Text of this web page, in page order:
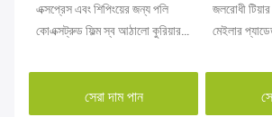
এক্সপ্রেস এবং শিপিংয়ের জন্য পলি
কোএক্সট্রুড ফিল্ম স্ব আঠালো কুরিয়ার
সেরা দাম পান
জলরোধী
মেইলার